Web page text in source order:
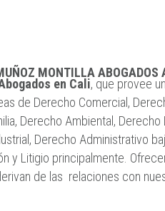
MONTILLA ABOGADOS
en Cali, que provee
de Derecho Comercial,
Derecho Ambiental,
Derecho Administrativo
y Litigio principalmente.
de las relaciones con